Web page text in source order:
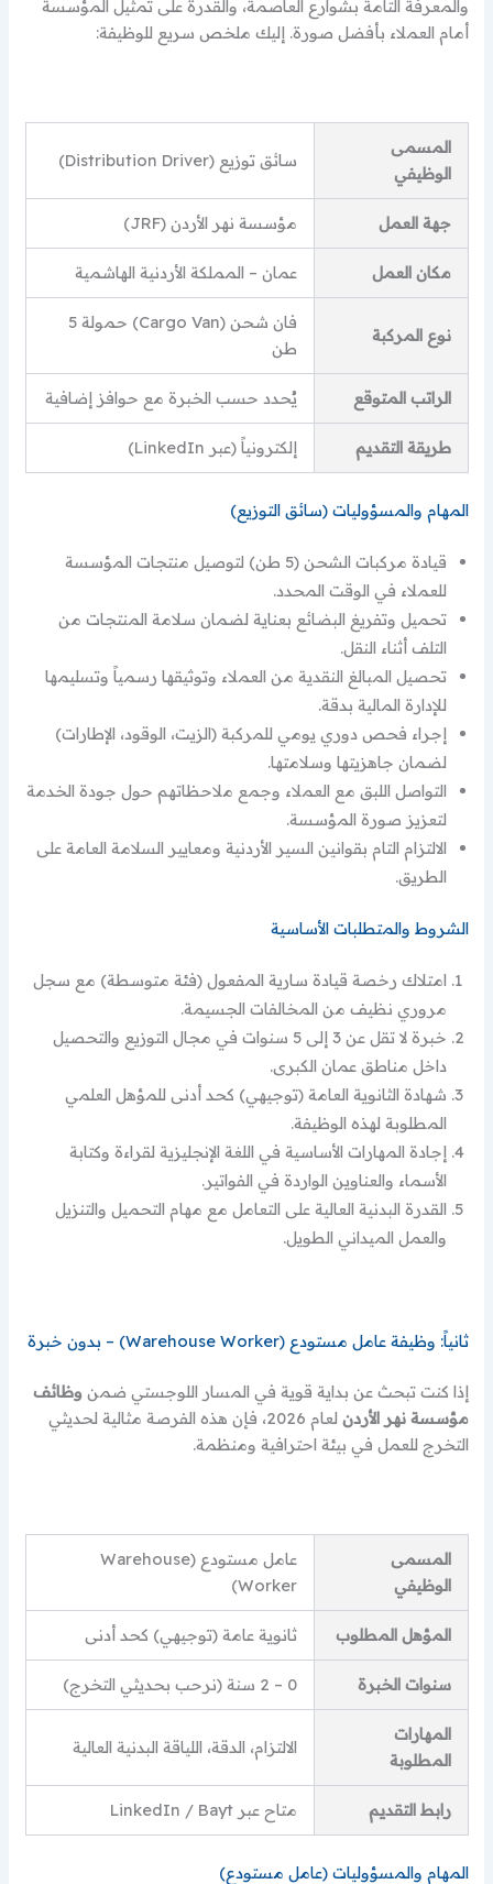
والمعرفة التامة بشوارع العاصمة، والقدرة على تمثيل المؤسسة
أمام العملاء بأفضل صورة. إليك ملخص سريع للوظيفة:
المسمى
الوظيفي
سائق توزيع (Distribution Driver)
جهة العمل مؤسسة نهر الأردن (JRF)
مكان العمل عمان – المملكة الأردنية الهاشمية
نوع المركبة
فان شحن (Cargo Van) حمولة 5
طن
الراتب المتوقع يُحدد حسب الخبرة مع حوافز إضافية
طريقة التقديم إلكترونياً (عبر LinkedIn)
المهام والمسؤوليات (سائق التوزيع)
قيادة مركبات الشحن (5 طن) لتوصيل منتجات المؤسسة
للعملاء في الوقت المحدد.
تحميل وتفريغ البضائع بعناية لضمان سلامة المنتجات من
التلف أثناء النقل.
تحصيل المبالغ النقدية من العملاء وتوثيقها رسمياً وتسليمها
للإدارة المالية بدقة.
إجراء فحص دوري يومي للمركبة (الزيت، الوقود، الإطارات)
لضمان جاهزيتها وسلامتها.
التواصل اللبق مع العملاء وجمع ملاحظاتهم حول جودة الخدمة
لتعزيز صورة المؤسسة.
الالتزام التام بقوانين السير الأردنية ومعايير السلامة العامة على
الطريق.
الشروط والمتطلبات الأساسية
امتلاك رخصة قيادة سارية المفعول (فئة متوسطة) مع سجل
مروري نظيف من المخالفات الجسيمة.
خبرة لا تقل عن 3 إلى 5 سنوات في مجال التوزيع والتحصيل
داخل مناطق عمان الكبرى.
شهادة الثانوية العامة (توجيهي) كحد أدنى للمؤهل العلمي
المطلوبة لهذه الوظيفة.
إجادة المهارات الأساسية في اللغة الإنجليزية لقراءة وكتابة
الأسماء والعناوين الواردة في الفواتير.
القدرة البدنية العالية على التعامل مع مهام التحميل والتنزيل
والعمل الميداني الطويل.
ثانياً: وظيفة عامل مستودع (Warehouse Worker) – بدون خبرة
إذا كنت تبحث عن بداية قوية في المسار اللوجستي ضمنوظائف
مؤسسة نهر الأردن
لعام 2026، فإن هذه الفرصة مثالية لحديثي
التخرج للعمل في بيئة احترافية ومنظمة.
المسمى
الوظيفي
عامل مستودع (Warehouse
Worker)
المؤهل المطلوب ثانوية عامة (توجيهي) كحد أدنى
سنوات الخبرة 0 – 2 سنة (نرحب بحديثي التخرج)
المهارات
المطلوبة
الالتزام، الدقة، اللياقة البدنية العالية
رابط التقديم متاح عبر LinkedIn / Bayt
المهام والمسؤوليات (عامل مستودع)